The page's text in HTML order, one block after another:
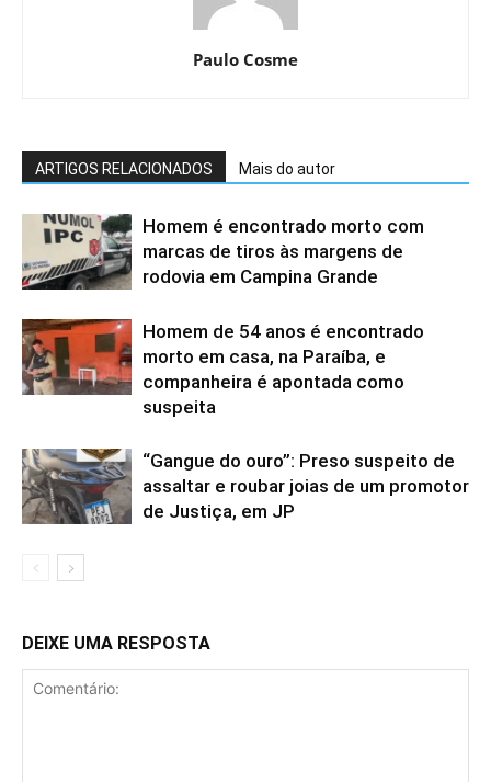
Paulo Cosme
ARTIGOS RELACIONADOS Mais do autor
Homem é encontrado morto com
marcas de tiros às margens de
rodovia em Campina Grande
Homem de 54 anos é encontrado
morto em casa, na Paraíba, e
companheira é apontada como
suspeita
“Gangue do ouro”: Preso suspeito de
assaltar e roubar joias de um promotor
de Justiça, em JP
DEIXE UMA RESPOSTA